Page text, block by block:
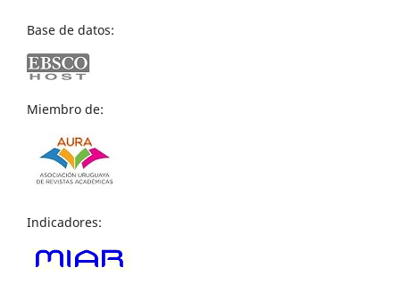
Base de datos:
Miembro de:
Indicadores: